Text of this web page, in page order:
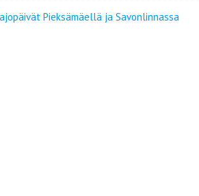
Pieksämäellä ja Savonlinnassa